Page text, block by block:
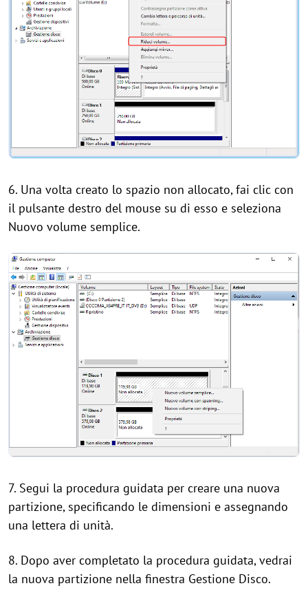
6. Una volta creato lo spazio non allocato, fai clic con
il pulsante destro del mouse su di esso e seleziona
Nuovo volume semplice.
7. Segui la procedura guidata per creare una nuova
partizione, specificando le dimensioni e assegnando
una lettera di unità.
8. Dopo aver completato la procedura guidata, vedrai
la nuova partizione nella finestra Gestione Disco.